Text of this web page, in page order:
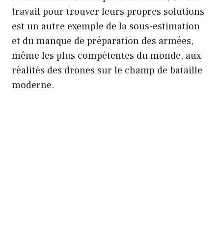
travail pour trouver leurs propres solutions
est un autre exemple de la sous-estimation
et du manque de préparation des armées,
même les plus compétentes du monde, aux
réalités des drones sur le champ de bataille
moderne.